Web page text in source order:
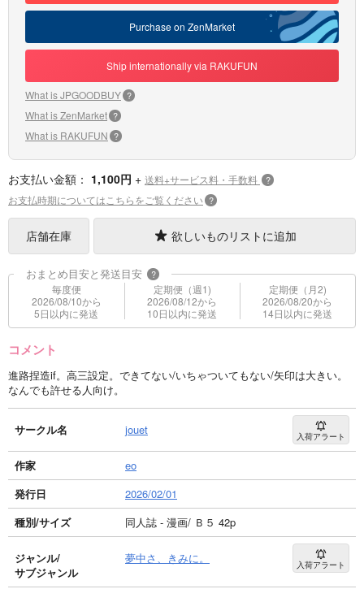
Purchase on ZenMarket
Ship internationally via RAKUFUN
What is JPGOODBUY ?
What is ZenMarket ?
What is RAKUFUN ?
お支払い金額： 1,100円 + 送料+サービス料・手数料 ?
お支払時期についてはこちらをご覧ください ?
店舗在庫 欲しいものリストに追加
おまとめ目安と発送目安 ?
毎度便
2026/08/10から
5日以内に発送
定期便（週1)
2026/08/12から
10日以内に発送
定期便（月2)
2026/08/20から
14日以内に発送
コメント
進路捏造if。高三設定。できてない/いちゃついてもない/矢印は大きい。
なんでも許せる人向け。
サークル名 jouet 入荷アラート
作家
eo
発行日
2026/02/01
種別/サイズ
同人誌 - 漫画/ Ｂ５ 42p
ジャンル/
サブジャンル
夢中さ、きみに。 入荷アラート